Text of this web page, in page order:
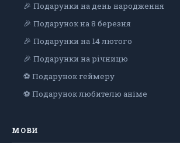
🎉 Подарунки на день народження
🎉 Подарунок на 8 березня
🎉 Подарунки на 14 лютого
🎉 Подарунки на річницю
⚽ Подарунок геймеру
⚽ Подарунок любителю аніме
МОВИ